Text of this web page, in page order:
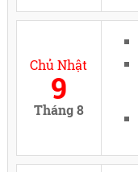
Chủ Nhật
9
Tháng 8